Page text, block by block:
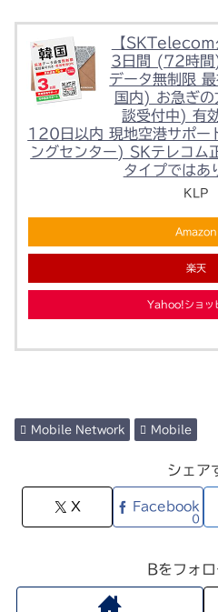
【SKTeleco
3日間 (72時間
データ無制限
国内) お急ぎ
談受付中) 有
120日以内 現地空港サポ
ングセンター) SKテレコム
タイプではあ
KLP
Amazon
楽天
Yahoo!ショッ
Mobile Network Mobile
シェア
X Facebook
0
Bをフォ